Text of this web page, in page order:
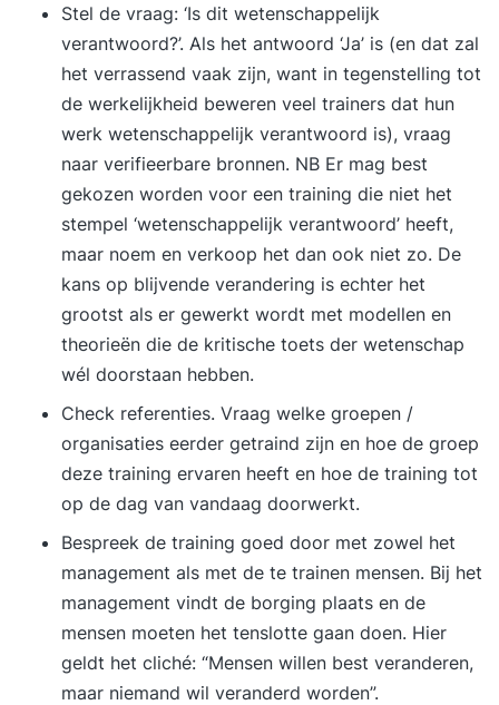
totale loopbaanplanning. Je volgt alleen de door
jou gekozen opleidingen. Dat sluit perfect aan op
jouw loopbaan. Zo kun jij jezelf optimaal
ontwikkelen. Je werkt met persoonlijke
leerdoelen, praktijkcases en praktijk gerelateerde
oefeningen. Samen met jouw StudieCoach behaal
jij een optimaal leerrendement! Voor wie? Iedere
HBO praktijkstudie is ontwikkeld voor een brede
doelgroep. Op basis van de aangegeven
onderwerpen per studieles kun je beoordelen of
deze studie relevant kan zijn voor jouw
persoonlijke ontwikkeling. Voor vragen kun je
altijd terecht bij onze advies & voorlichting.
Vooropleiding Go2Lean heeft voor het kunnen
deelnemen aan deze praktijkstudie geen speciale
eisen gesteld aan jouw vooropleiding. Indien je
twijfelt over het instapniveau, dan kun je contact
opnemen met onze afdeling advies &
voorlichting. Voorbereiding De opleiding bestaat
uit meerdere studielessen die je in je eigen tempo
doorloopt via de online leeromgeving. De
aanbevolen duur om de opleiding te voltooien is
drie maanden, maar je hebt maximaal zes
Stel de vraag: ‘Is dit wetenschappelijk
verantwoord?’. Als het antwoord ‘Ja’ is (en dat zal
het verrassend vaak zijn, want in tegenstelling tot
de werkelijkheid beweren veel trainers dat hun
werk wetenschappelijk verantwoord is), vraag
naar verifieerbare bronnen. NB Er mag best
gekozen worden voor een training die niet het
stempel ‘wetenschappelijk verantwoord’ heeft,
maar noem en verkoop het dan ook niet zo. De
kans op blijvende verandering is echter het
grootst als er gewerkt wordt met modellen en
theorieën die de kritische toets der wetenschap
wél doorstaan hebben.
Check referenties. Vraag welke groepen /
organisaties eerder getraind zijn en hoe de groep
deze training ervaren heeft en hoe de training tot
op de dag van vandaag doorwerkt.
Bespreek de training goed door met zowel het
management als met de te trainen mensen. Bij het
management vindt de borging plaats en de
mensen moeten het tenslotte gaan doen. Hier
geldt het cliché: “Mensen willen best veranderen,
maar niemand wil veranderd worden”.